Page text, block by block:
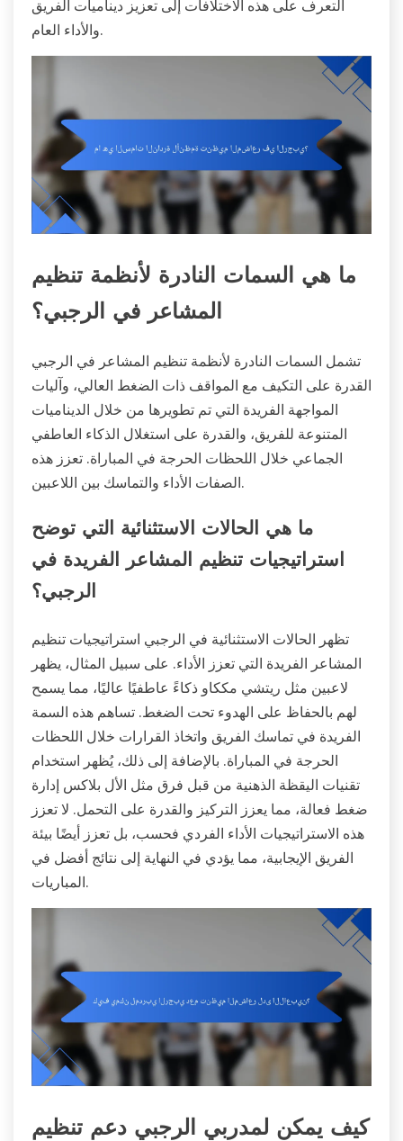
التعرف على هذه الاختلافات إلى تعزيز ديناميات الفريق
والأداء العام.
ما هي السمات النادرة لأنظمة تنظيم
المشاعر في الرجبي؟
تشمل السمات النادرة لأنظمة تنظيم المشاعر في الرجبي
القدرة على التكيف مع المواقف ذات الضغط العالي، وآليات
المواجهة الفريدة التي تم تطويرها من خلال الديناميات
المتنوعة للفريق، والقدرة على استغلال الذكاء العاطفي
الجماعي خلال اللحظات الحرجة في المباراة. تعزز هذه
الصفات الأداء والتماسك بين اللاعبين.
ما هي الحالات الاستثنائية التي توضح
استراتيجيات تنظيم المشاعر الفريدة في
الرجبي؟
تظهر الحالات الاستثنائية في الرجبي استراتيجيات تنظيم
المشاعر الفريدة التي تعزز الأداء. على سبيل المثال، يظهر
لاعبين مثل ريتشي مككاو ذكاءً عاطفيًا عاليًا، مما يسمح
لهم بالحفاظ على الهدوء تحت الضغط. تساهم هذه السمة
الفريدة في تماسك الفريق واتخاذ القرارات خلال اللحظات
الحرجة في المباراة. بالإضافة إلى ذلك، يُظهر استخدام
تقنيات اليقظة الذهنية من قبل فرق مثل الأل بلاكس إدارة
ضغط فعالة، مما يعزز التركيز والقدرة على التحمل. لا تعزز
هذه الاستراتيجيات الأداء الفردي فحسب، بل تعزز أيضًا بيئة
الفريق الإيجابية، مما يؤدي في النهاية إلى نتائج أفضل في
المباريات.
كيف يمكن لمدربي الرجبي دعم تنظيم